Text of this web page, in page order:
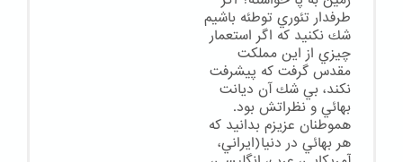
طرفدار تئوري توطئه باشيم
شك نكنيد كه اگر استعمار
چيزي از اين مملكت
مقدس گرفت كه پيشرفت
نكند، بي شك آن ديانت
بهائي و نظراتش بود.
هموطنان عزيزم بدانيد كه
هر بهائي در دنيا(ايراني،